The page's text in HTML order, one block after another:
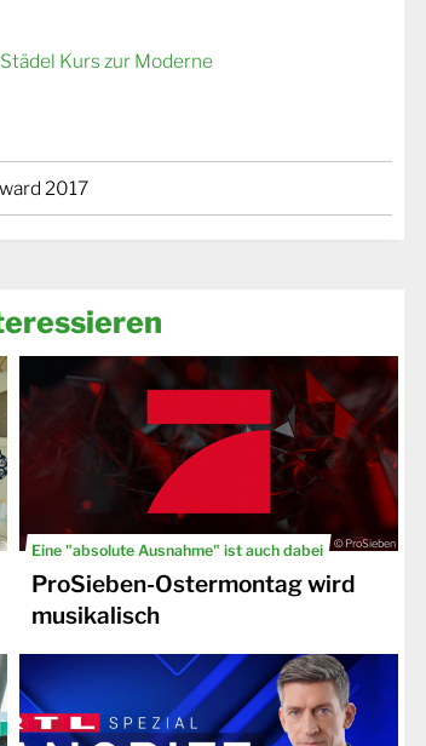
Kurs zur Moderne
2017
Eine "absolute Ausnahme" ist auch dabei © ProSieben
ProSieben-Ostermontag wird
musikalisch